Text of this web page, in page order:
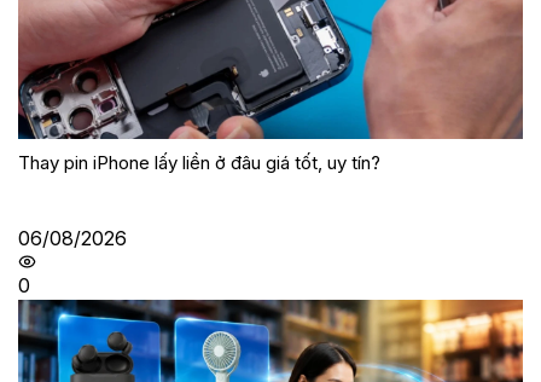
Thay pin iPhone lấy liền ở đâu giá tốt, uy tín?
06/08/2026
0